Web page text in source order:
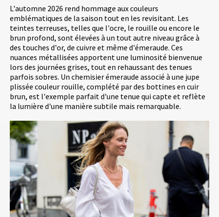
L'automne 2026 rend hommage aux couleurs
emblématiques de la saison tout en les revisitant. Les
teintes terreuses, telles que l'ocre, le rouille ou encore le
brun profond, sont élevées à un tout autre niveau grâce à
des touches d'or, de cuivre et même d'émeraude. Ces
nuances métallisées apportent une luminosité bienvenue
lors des journées grises, tout en rehaussant des tenues
parfois sobres. Un chemisier émeraude associé à une jupe
plissée couleur rouille, complété par des bottines en cuir
brun, est l'exemple parfait d'une tenue qui capte et reflète
la lumière d'une manière subtile mais remarquable.